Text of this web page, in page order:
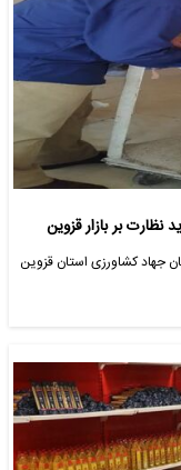
جهاد کشاورزی استان قزوین